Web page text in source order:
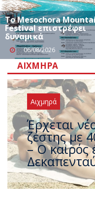
Το Mesochora
Festival επιστρέφει
δυναμικά
06/08/2026
ΑΙΧΜΗΡΆ
Αιχμηρά
Άφαντος ο
που η χώρα